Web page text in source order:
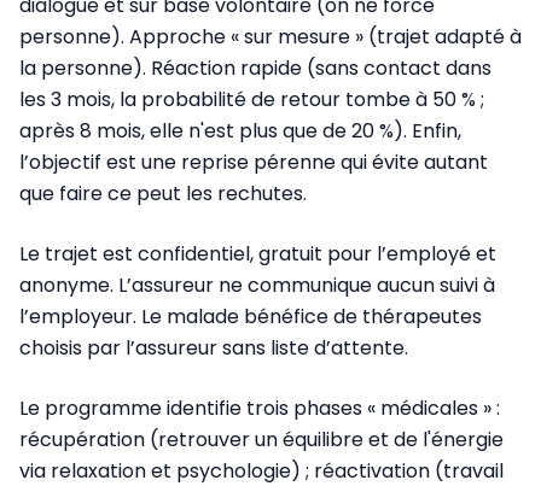
personne). Approche « sur mesure » (trajet adapté à
la personne). Réaction rapide (sans contact dans
les 3 mois, la probabilité de retour tombe à 50 % ;
après 8 mois, elle n'est plus que de 20 %). Enfin,
l’objectif est une reprise pérenne qui évite autant
que faire ce peut les rechutes.
Le trajet est confidentiel, gratuit pour l’employé et
anonyme. L’assureur ne communique aucun suivi à
l’employeur. Le malade bénéfice de thérapeutes
choisis par l’assureur sans liste d’attente.
Le programme identifie trois phases « médicales » :
récupération (retrouver un équilibre et de l'énergie
via relaxation et psychologie) ; réactivation (travail